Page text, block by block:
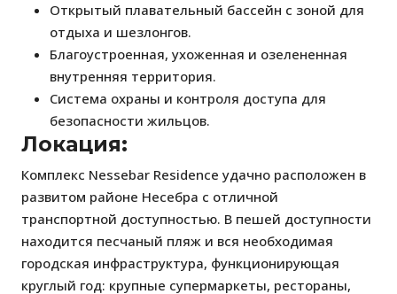
Открытый плавательный бассейн с зоной для
отдыха и шезлонгов.
Благоустроенная, ухоженная и озелененная
внутренняя территория.
Система охраны и контроля доступа для
безопасности жильцов.
Локация:
Комплекс Nessebar Residence удачно расположен в
развитом районе Несебра с отличной
транспортной доступностью. В пешей доступности
находится песчаный пляж и вся необходимая
городская инфраструктура, функционирующая
круглый год: крупные супермаркеты, рестораны,